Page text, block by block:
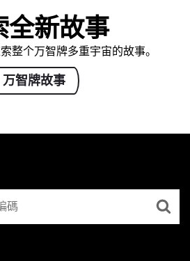
全新故事
整个万智牌多重宇宙的故事。
万智牌故事